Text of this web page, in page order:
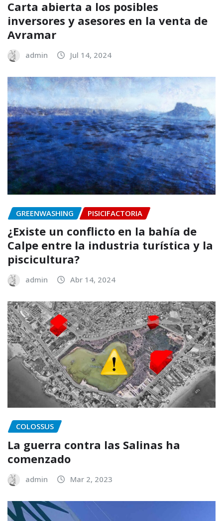
Carta abierta a los posibles
inversores y asesores en la venta de
Avramar
admin Jul 14, 2024
GREENWASHING PISICIFACTORIA
¿Existe un conflicto en la bahía de
Calpe entre la industria turística y la
piscicultura?
admin Abr 14, 2024
COLOSSUS
La guerra contra las Salinas ha
comenzado
admin Mar 2, 2023